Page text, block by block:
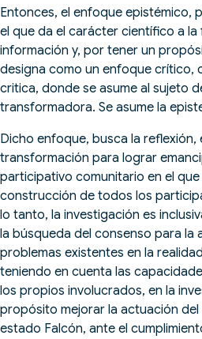
Entonces, el enfoque epistémico,
el que da el carácter científico a
información y, por tener un
designa como un enfoque crítico,
critica, donde se asume al sujeto
transformadora. Se asume la
Dicho enfoque, busca la reflexión,
transformación para lograr
participativo comunitario en el
construcción de todos los
lo tanto, la investigación es
la búsqueda del consenso para la
problemas existentes en la
teniendo en cuenta las
los propios involucrados, en la
propósito mejorar la actuación
estado Falcón, ante el